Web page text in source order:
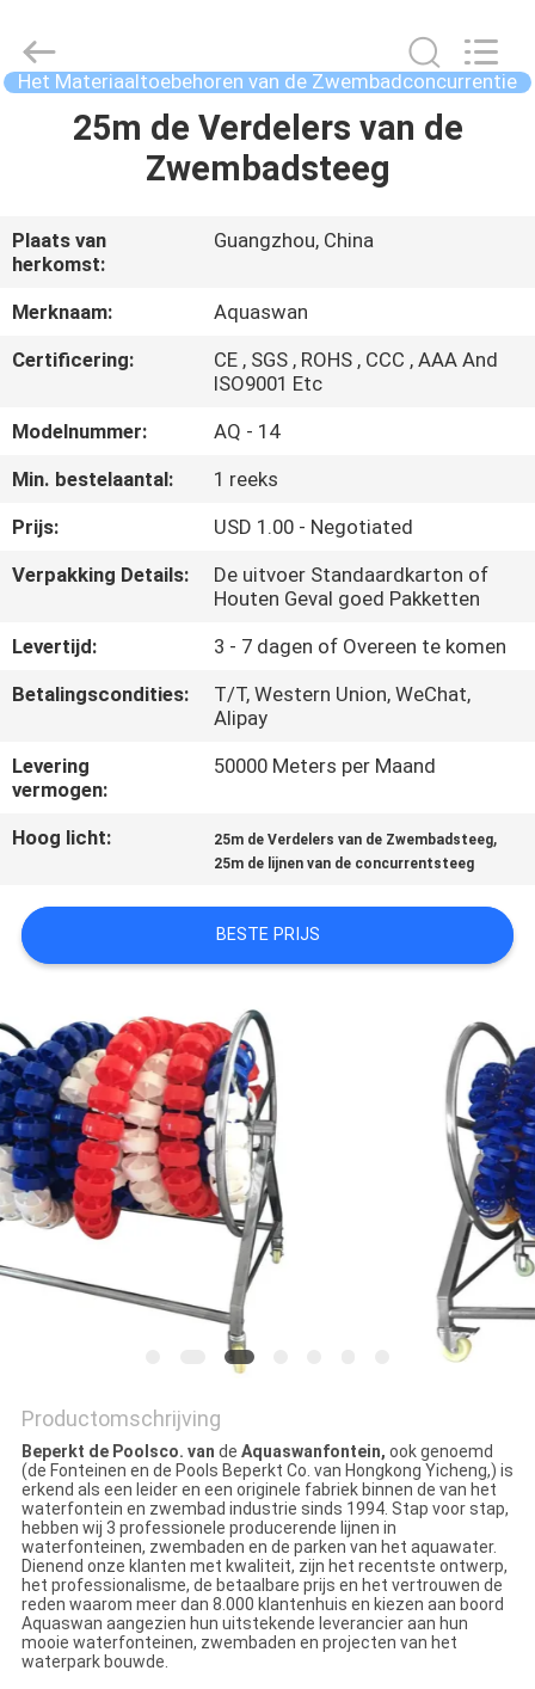
HUIS
ONGEVEER
ONS
FABRIEKSREIS
KWALITEITSCONTROLE
CONTACTEER
ONS
VERZOEK
OM
CITAAT
SITEMAP
PRIVACY
POLICY
water
co,.ltd.
All
Rights
Het Materiaaltoebehoren van de Zwembadconcurrentie
25m de Verdelers van de
Zwembadsteeg
Plaats van
herkomst:
Guangzhou, China
Merknaam:
Aquaswan
Certificering:
CE , SGS , ROHS , CCC , AAA And
ISO9001 Etc
Modelnummer:
AQ - 14
Min. bestelaantal:
1 reeks
Prijs:
USD 1.00 - Negotiated
Verpakking Details:
De uitvoer Standaardkarton of
Houten Geval goed Pakketten
Levertijd:
3 - 7 dagen of Overeen te komen
Betalingscondities:
T/T, Western Union, WeChat,
Alipay
Levering
vermogen:
50000 Meters per Maand
Hoog licht: 25m de Verdelers van de Zwembadsteeg,
25m de lijnen van de concurrentsteeg
BESTE PRIJS
Productomschrijving
Beperkt de Poolsco. van de Aquaswanfontein, ook genoemd
(de Fonteinen en de Pools Beperkt Co. van Hongkong Yicheng,) is
erkend als een leider en een originele fabriek binnen de van het
waterfontein en zwembad industrie sinds 1994. Stap voor stap,
hebben wij 3 professionele producerende lijnen in
waterfonteinen, zwembaden en de parken van het aquawater.
Dienend onze klanten met kwaliteit, zijn het recentste ontwerp,
het professionalisme, de betaalbare prijs en het vertrouwen de
reden waarom meer dan 8.000 klantenhuis en kiezen aan boord
Aquaswan aangezien hun uitstekende leverancier aan hun
mooie waterfonteinen, zwembaden en projecten van het
waterpark bouwde.